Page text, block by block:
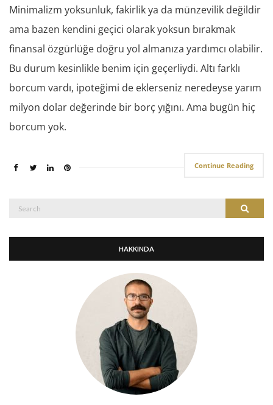
Minimalizm yoksunluk, fakirlik ya da münzevilik değildir
ama bazen kendini geçici olarak yoksun bırakmak
finansal özgürlüğe doğru yol almanıza yardımcı olabilir.
Bu durum kesinlikle benim için geçerliydi. Altı farklı
borcum vardı, ipoteğimi de eklerseniz neredeyse yarım
milyon dolar değerinde bir borç yığını. Ama bugün hiç
borcum yok.
Continue Reading
Search
HAKKINDA